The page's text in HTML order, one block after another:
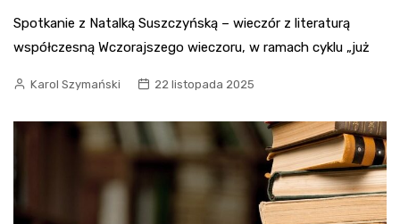
Spotkanie z Natalką Suszczyńską – wieczór z literaturą
współczesną Wczorajszego wieczoru, w ramach cyklu „już
Karol Szymański 22 listopada 2025